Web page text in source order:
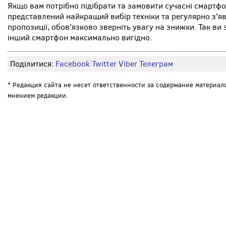
Якщо вам потрібно підібрати та замовити сучасні
представлений найкращий вибір техніки та регулярно
пропозиції, обов'язково зверніть увагу на знижки. Так
інший смартфон максимально вигідно.
Поділитися: FacebookTwitterViberТелеграм
* Редакция сайта не несет ответственности за содержание
мнением редакции.